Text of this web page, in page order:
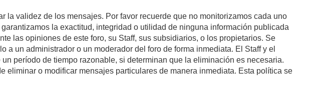
la validez de los mensajes. Por favor recuerde que no monitorizamos cada uno
la exactitud, integridad o utilidad de ninguna información publicada
las opiniones de este foro, su Staff, sus subsidiarios, o los propietarios. Se
un administrador o un moderador del foro de forma inmediata. El Staff y el
período de tiempo razonable, si determinan que la eliminación es necesaria.
eliminar o modificar mensajes particulares de manera inmediata. Esta política se